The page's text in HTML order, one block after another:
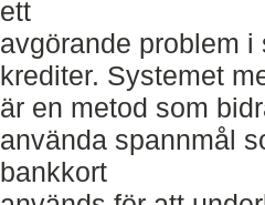
ett
avgörande problem
krediter. Systemet
är en metod som
använda spannmål
bankkort